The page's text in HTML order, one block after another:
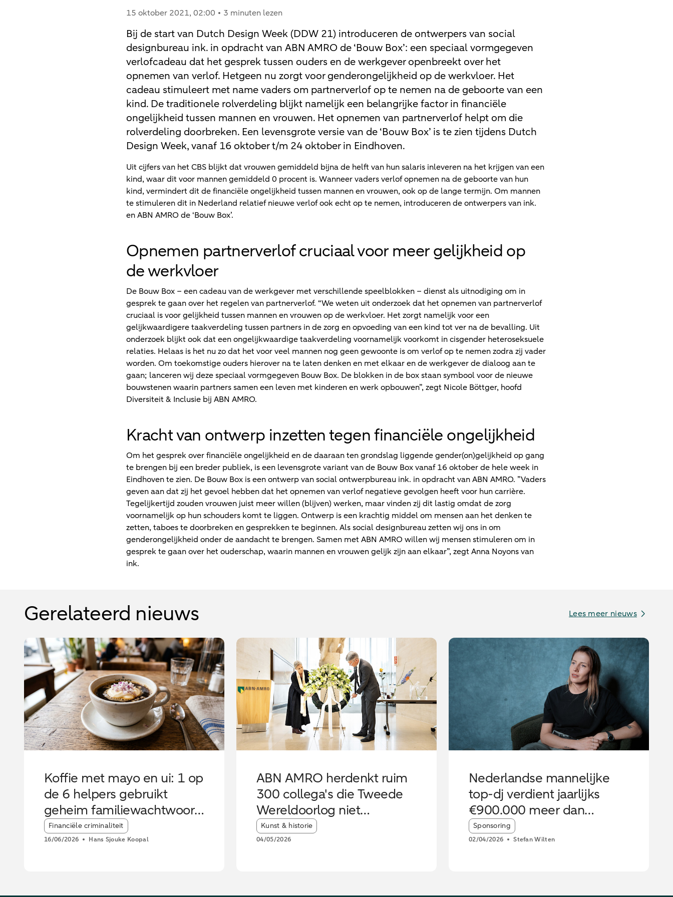
15 oktober 2021, 02:00 3 minuten lezen
Bij de start van Dutch Design Week (DDW 21) introduceren de ontwerpers van social
designbureau ink. in opdracht van ABN AMRO de ‘Bouw Box’: een speciaal vormgegeven
verlofcadeau dat het gesprek tussen ouders en de werkgever openbreekt over het
opnemen van verlof. Hetgeen nu zorgt voor genderongelijkheid op de werkvloer. Het
cadeau stimuleert met name vaders om partnerverlof op te nemen na de geboorte van een
kind. De traditionele rolverdeling blijkt namelijk een belangrijke factor in financiële
ongelijkheid tussen mannen en vrouwen. Het opnemen van partnerverlof helpt om die
rolverdeling doorbreken. Een levensgrote versie van de ‘Bouw Box’ is te zien tijdens Dutch
Design Week, vanaf 16 oktober t/m 24 oktober in Eindhoven.
Uit cijfers van het CBS blijkt dat vrouwen gemiddeld bijna de helft van hun salaris inleveren na het krijgen van een
kind, waar dit voor mannen gemiddeld 0 procent is. Wanneer vaders verlof opnemen na de geboorte van hun
kind, vermindert dit de financiële ongelijkheid tussen mannen en vrouwen, ook op de lange termijn. Om mannen
te stimuleren dit in Nederland relatief nieuwe verlof ook echt op te nemen, introduceren de ontwerpers van ink.
en ABN AMRO de ‘Bouw Box’.
Opnemen partnerverlof cruciaal voor meer gelijkheid op
de werkvloer
De Bouw Box – een cadeau van de werkgever met verschillende speelblokken – dienst als uitnodiging om in
gesprek te gaan over het regelen van partnerverlof. “We weten uit onderzoek dat het opnemen van partnerverlof
cruciaal is voor gelijkheid tussen mannen en vrouwen op de werkvloer. Het zorgt namelijk voor een
gelijkwaardigere taakverdeling tussen partners in de zorg en opvoeding van een kind tot ver na de bevalling. Uit
onderzoek blijkt ook dat een ongelijkwaardige taakverdeling voornamelijk voorkomt in cisgender heteroseksuele
relaties. Helaas is het nu zo dat het voor veel mannen nog geen gewoonte is om verlof op te nemen zodra zij vader
worden. Om toekomstige ouders hierover na te laten denken en met elkaar en de werkgever de dialoog aan te
gaan; lanceren wij deze speciaal vormgegeven Bouw Box. De blokken in de box staan symbool voor de nieuwe
bouwstenen waarin partners samen een leven met kinderen en werk opbouwen”, zegt Nicole Böttger, hoofd
Diversiteit & Inclusie bij ABN AMRO.
Kracht van ontwerp inzetten tegen financiële ongelijkheid
Om het gesprek over financiële ongelijkheid en de daaraan ten grondslag liggende gender(on)gelijkheid op gang
te brengen bij een breder publiek, is een levensgrote variant van de Bouw Box vanaf 16 oktober de hele week in
Eindhoven te zien. De Bouw Box is een ontwerp van social ontwerpbureau ink. in opdracht van ABN AMRO. ”Vaders
geven aan dat zij het gevoel hebben dat het opnemen van verlof negatieve gevolgen heeft voor hun carrière.
Tegelijkertijd zouden vrouwen juist meer willen (blijven) werken, maar vinden zij dit lastig omdat de zorg
voornamelijk op hun schouders komt te liggen. Ontwerp is een krachtig middel om mensen aan het denken te
zetten, taboes te doorbreken en gesprekken te beginnen. Als social designbureau zetten wij ons in om
genderongelijkheid onder de aandacht te brengen. Samen met ABN AMRO willen wij mensen stimuleren om in
gesprek te gaan over het ouderschap, waarin mannen en vrouwen gelijk zijn aan elkaar”, zegt Anna Noyons van
ink.
Gerelateerd nieuws Lees meer nieuws
Koffie met mayo en ui: 1 op
de 6 helpers gebruikt
geheim familiewachtwoord
tegen oplichters
Article tags:
Financiële criminaliteit
16/06/2026 Hans Sjouke Koopal
ABN AMRO herdenkt ruim
300 collega's die Tweede
Wereldoorlog niet
overleefden
Article tags:
Kunst & historie
04/05/2026
Nederlandse mannelijke
top-dj verdient jaarlijks
€900.000 meer dan
vrouwelijke collega
Article tags:
Sponsoring
02/04/2026 Stefan Wilten